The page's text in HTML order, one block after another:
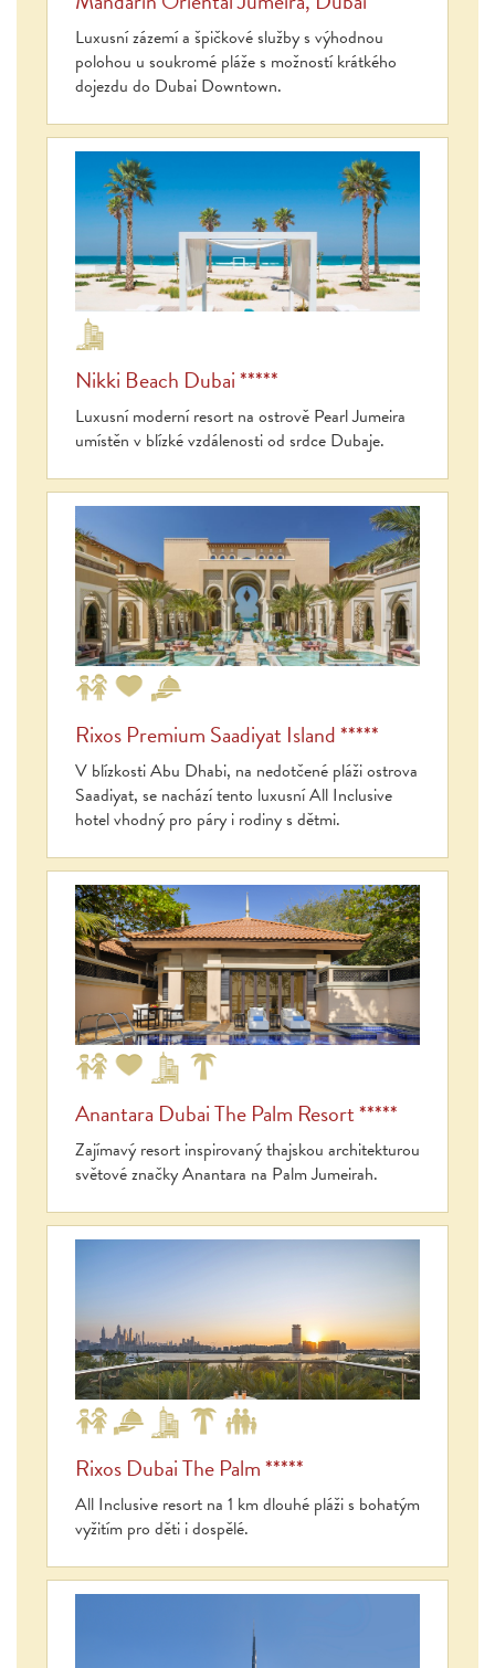
Luxusní zázemí a špičkové služby s výhodnou
polohou u soukromé pláže s možností krátkého
dojezdu do Dubai Downtown.
Nikki Beach Dubai *****
Luxusní moderní resort na ostrově Pearl Jumeira
umístěn v blízké vzdálenosti od srdce Dubaje.
Rixos Premium Saadiyat Island *****
V blízkosti Abu Dhabi, na nedotčené pláži ostrova
Saadiyat, se nachází tento luxusní All Inclusive
hotel vhodný pro páry i rodiny s dětmi.
Anantara Dubai The Palm Resort *****
Zajímavý resort inspirovaný thajskou architekturou
světové značky Anantara na Palm Jumeirah.
Rixos Dubai The Palm *****
All Inclusive resort na 1 km dlouhé pláži s bohatým
vyžitím pro děti i dospělé.